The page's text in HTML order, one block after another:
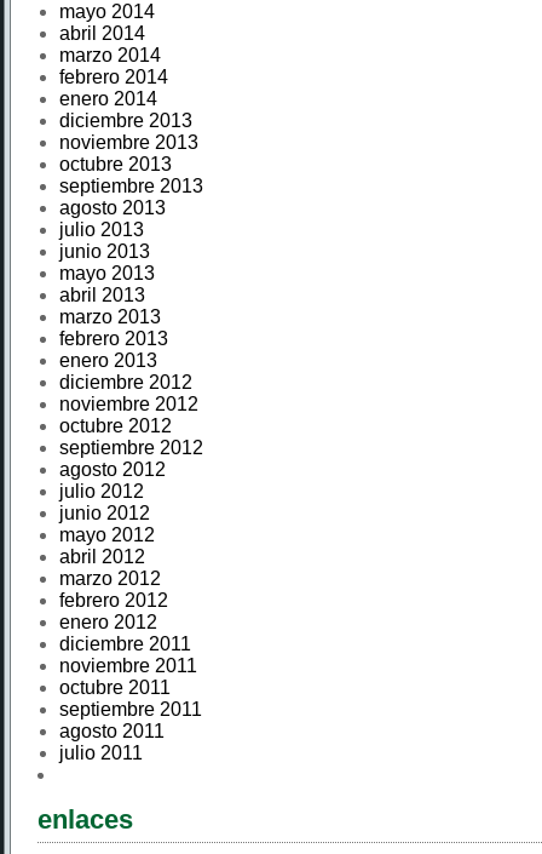
mayo 2014
abril 2014
marzo 2014
febrero 2014
enero 2014
diciembre 2013
noviembre 2013
octubre 2013
septiembre 2013
agosto 2013
julio 2013
junio 2013
mayo 2013
abril 2013
marzo 2013
febrero 2013
enero 2013
diciembre 2012
noviembre 2012
octubre 2012
septiembre 2012
agosto 2012
julio 2012
junio 2012
mayo 2012
abril 2012
marzo 2012
febrero 2012
enero 2012
diciembre 2011
noviembre 2011
octubre 2011
septiembre 2011
agosto 2011
julio 2011
enlaces